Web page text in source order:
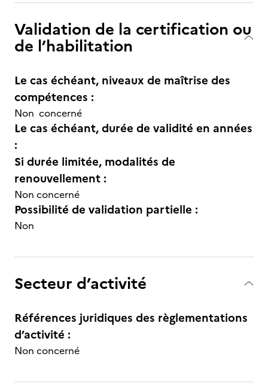
Validation de la certification ou
de l’habilitation
Le cas échéant, niveaux de maîtrise des
compétences :
Non concerné
Le cas échéant, durée de validité en années
:
Si durée limitée, modalités de
renouvellement :
Non concerné
Possibilité de validation partielle :
Non
Secteur d’activité
Références juridiques des règlementations
d’activité :
Non concerné